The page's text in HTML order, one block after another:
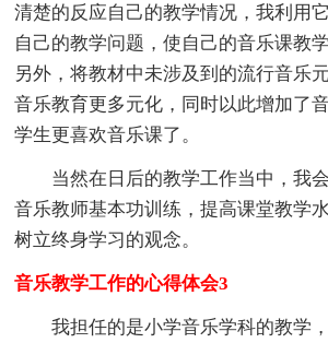
清楚的反应自己的教学情况，我利用
自己的教学问题，使自己的音乐课教
另外，将教材中未涉及到的流行音乐
音乐教育更多元化，同时以此增加了
学生更喜欢音乐课了。
当然在日后的教学工作当中，我会
音乐教师基本功训练，提高课堂教学
树立终身学习的观念。
音乐教学工作的心得体会3
我担任的是小学音乐学科的教学